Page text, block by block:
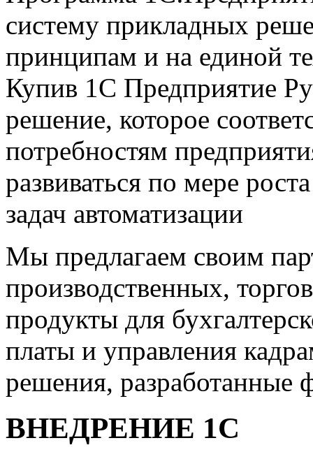
систему прикладных
принципам и на единой
Купив 1С Предприятие
решение, которое
потребностям
развиваться по мере
задач автоматизации
Мы предлагаем своим
производственных,
продукты для
платы и управления
решения, разработанные
ВНЕДРЕНИЕ 1С